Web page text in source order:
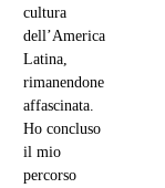
cultura
dell’America
Latina,
rimanendone
affascinata.
Ho concluso
il mio
percorso